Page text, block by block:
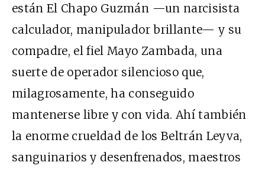
están El Chapo Guzmán —un narcisista
calculador, manipulador brillante— y su
compadre, el fiel Mayo Zambada, una
suerte de operador silencioso que,
milagrosamente, ha conseguido
mantenerse libre y con vida. Ahí también
la enorme crueldad de los Beltrán Leyva,
sanguinarios y desenfrenados, maestros